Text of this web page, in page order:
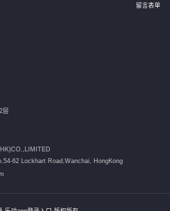
留言表单
层
62 Lockhart Road,Wanchai, HongKong